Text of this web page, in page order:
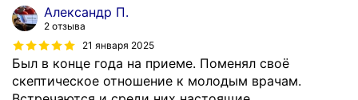
Александр П.
2 отзыва
21 января 2025
Был в конце года на приеме. Поменял своё
скептическое отношение к молодым врачам.